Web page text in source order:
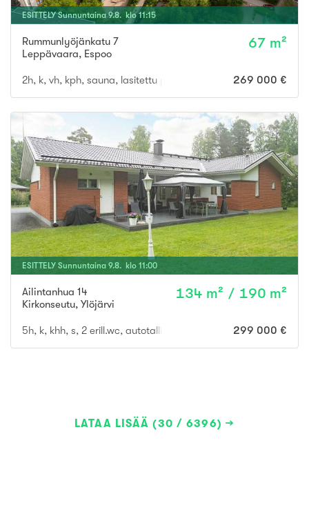
ESITTELY Sunnuntaina 9.8. klo11:15
Rummunlyöjänkatu 7
Leppävaara, Espoo
67 m²
2h, k, vh, kph, sauna, lasitettu parveke 269 000 €
ESITTELY Sunnuntaina 9.8. klo 11:00
Ailintanhua 14
Kirkonseutu, Ylöjärvi
134 m² / 190 m²
5h, k, khh, s, 2 erill.wc, autotalli, terassi, ulkovarasto299 000 €
LATAA LISÄÄ (30 / 6396)